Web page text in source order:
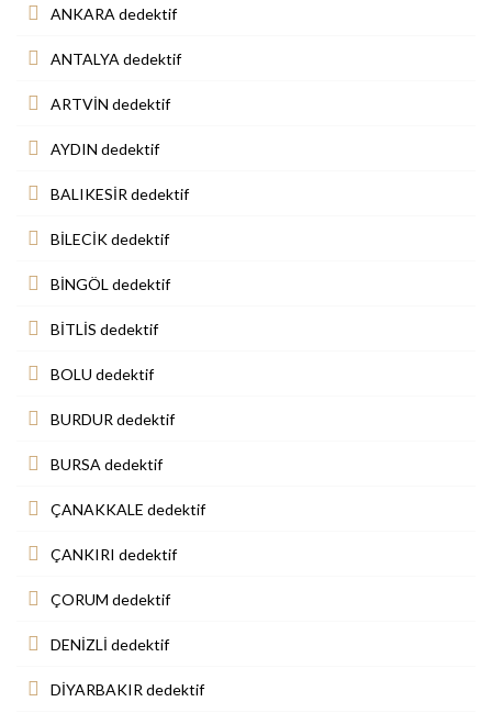
ANKARA dedektif
ANTALYA dedektif
ARTVİN dedektif
AYDIN dedektif
BALIKESİR dedektif
BİLECİK dedektif
BİNGÖL dedektif
BİTLİS dedektif
BOLU dedektif
BURDUR dedektif
BURSA dedektif
ÇANAKKALE dedektif
ÇANKIRI dedektif
ÇORUM dedektif
DENİZLİ dedektif
DİYARBAKIR dedektif